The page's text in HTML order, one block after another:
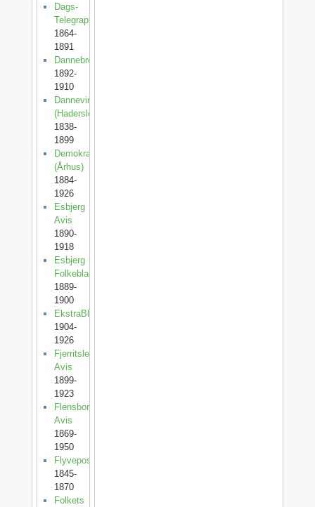
Dags-
Telegraphen
1864-
1891
Dannebrog
1892-
1910
Dannevirke
(Haderslev)
1838-
1899
Demokraten
(Århus)
1884-
1926
Esbjerg
Avis
1890-
1918
Esbjerg
Folkeblad
1889-
1900
EkstraBladet
1904-
1926
Fjerritslev
Avis
1899-
1923
Flensborg
Avis
1869-
1950
Flyveposten
1845-
1870
Folkets